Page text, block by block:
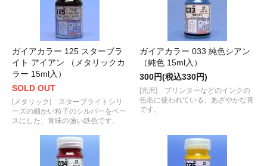
ガイアカラー 125 スターブラ
イト アイアン （メタリックカ
ラー 15ml入）
SOLD OUT
[メタリック] スターブライトシリ
ーズの細かい粒子のシルバーをベー
スにした、青味の強い鉄色です。
ガイアカラー 033 純色シアン
（純色 15ml入）
300円(税込330円)
[光沢] プリンターなどのインクの
色名に使われている、あざやかな青
です。